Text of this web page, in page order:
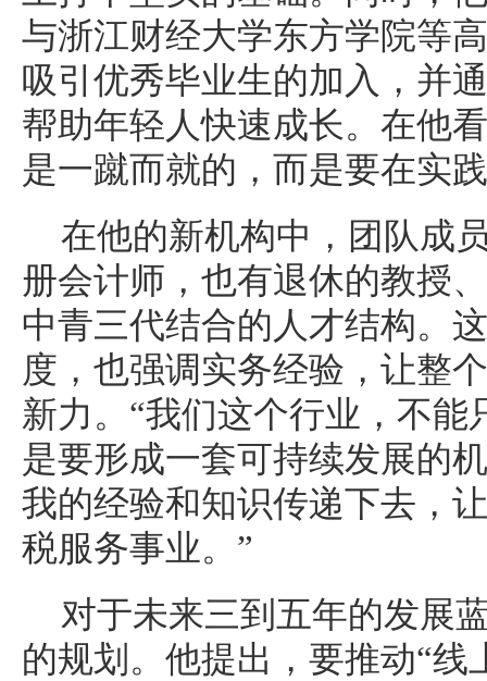
与浙江财经大学东方学院等
吸引优秀毕业生的加入，并
帮助年轻人快速成长。在他
是一蹴而就的，而是要在实
在他的新机构中，团队成
册会计师，也有退休的教授
中青三代结合的人才结构。
度，也强调实务经验，让整
新力。“我们这个行业，不能
是要形成一套可持续发展的
我的经验和知识传递下去，
税服务事业。”
对于未来三到五年的发展
的规划。他提出，要推动“线